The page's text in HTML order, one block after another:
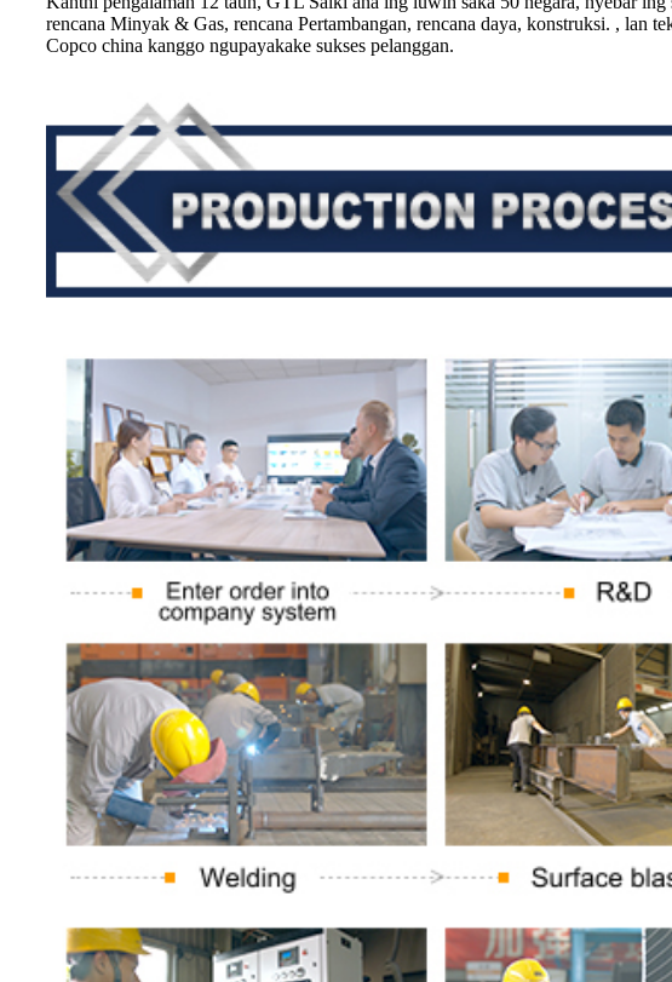
rencana Minyak & Gas, rencana Pertambangan, rencana daya, konstruksi. ,
Copco china kanggo ngupayakake sukses pelanggan.